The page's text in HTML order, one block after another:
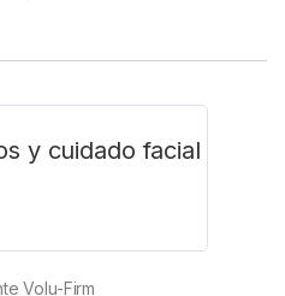
y cuidado facial
Volu-Firm